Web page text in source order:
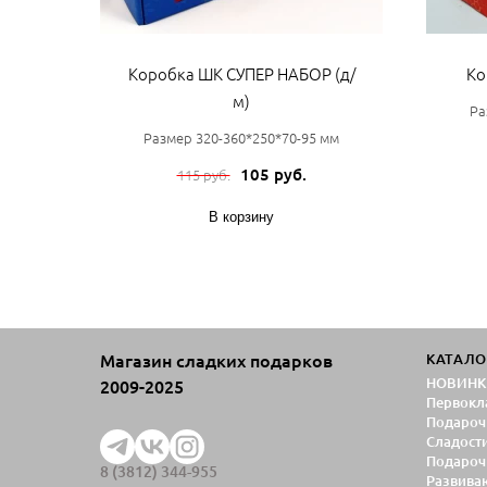
Коробка ШК СУПЕР НАБОР (д/
м)
Размер 320-360*250*70-95 мм
115 руб. 105 руб.
В корзину
Магазин сладких подарков
2009-2025
8 (3812) 344-955